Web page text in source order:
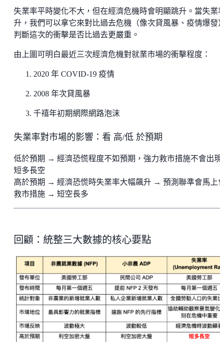
失業率平時變化不大，但在經濟危機時會明顯跳升。當失業
升，我們可以拿它來對比過去危機（像次貸風暴、疫情爆發
判斷這次的衝擊是否比過去更嚴重。
由上圖可明白最近三次經濟危機對就業市場的衝擊程度：
2020 年 COVID-19 疫情
2008 年次貸風暴
千禧年初期網際網路泡沫
失業率對市場的影響：看 高/低 於預期
低於預期 → 經濟恐慌程度不如預期，強力救市措施不會出
短多長空
高於預期 → 經濟恐慌時失業率大幅飆升 → 預測聯準會馬上
救市措施 → 短空長多
回顧：統整三大數據的核心要點